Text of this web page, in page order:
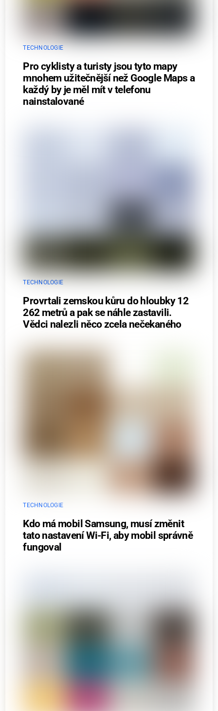
TECHNOLOGIE
Pro cyklisty a turisty jsou tyto mapy
mnohem užitečnější než Google Maps a
každý by je měl mít v telefonu
nainstalované
TECHNOLOGIE
Provrtali zemskou kůru do hloubky 12
262 metrů a pak se náhle zastavili.
Vědci nalezli něco zcela nečekaného
TECHNOLOGIE
Kdo má mobil Samsung, musí změnit
tato nastavení Wi-Fi, aby mobil správně
fungoval